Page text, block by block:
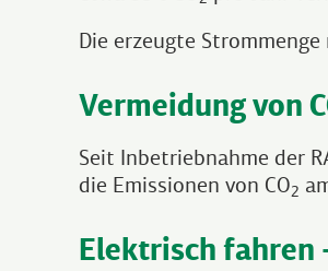
Die erzeugte
Vermeidung von
Seit Inbetriebnahme der
die Emissionen von CO2
Elektrisch fahren